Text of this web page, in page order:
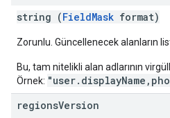
string (FieldMask format)
Zorunlu. Güncellenecek alanların
Bu, tam nitelikli alan adlarının
Örnek:
regionsVersion